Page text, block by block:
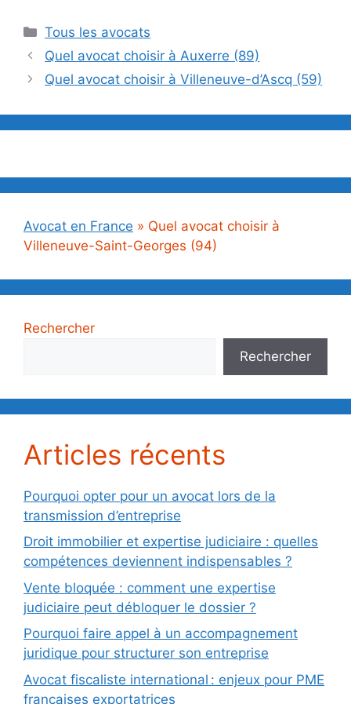
Catégories
Tous les avocats
Quel avocat choisir à Auxerre (89)
Quel avocat choisir à Villeneuve-d’Ascq (59)
Avocat en France » Quel avocat choisir à
Villeneuve-Saint-Georges (94)
Rechercher
Rechercher
Articles récents
Pourquoi opter pour un avocat lors de la
transmission d’entreprise
Droit immobilier et expertise judiciaire : quelles
compétences deviennent indispensables ?
Vente bloquée : comment une expertise
judiciaire peut débloquer le dossier ?
Pourquoi faire appel à un accompagnement
juridique pour structurer son entreprise
Avocat fiscaliste international : enjeux pour PME
françaises exportatrices